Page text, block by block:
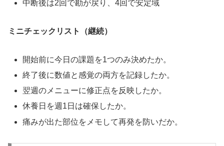
中断後は2回で勘が戻り、4回で安定域
ミニチェックリスト（継続）
開始前に今日の課題を1つのみ決めたか。
終了後に数値と感覚の両方を記録したか。
翌週のメニューに修正点を反映したか。
休養日を週1日は確保したか。
痛みが出た部位をメモして再発を防いだか。